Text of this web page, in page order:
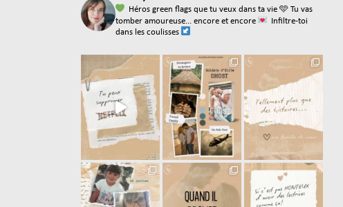
Héros green flags que tu veux dans ta vie 🩵 Tu vas
tomber amoureuse... encore et encore
Infiltre-toi
dans les coulisses